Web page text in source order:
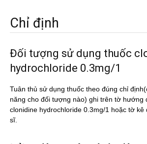
Chỉ định
Đối tượng sử dụng thuốc
hydrochloride 0.3mg/1
Tuân thủ sử dụng thuốc theo đúng chỉ
năng cho đối tượng nào) ghi trên tờ hướng
clonidine hydrochloride 0.3mg/1 hoặc tờ kê
sĩ.